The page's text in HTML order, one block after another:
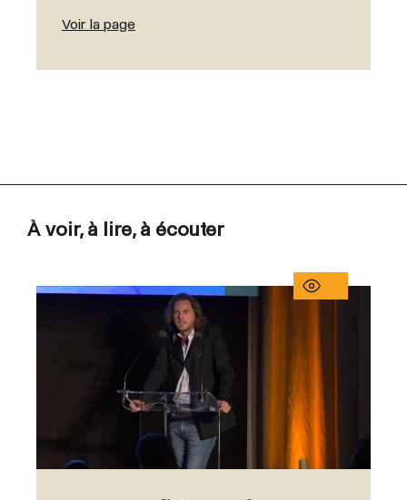
Voir la page
À voir, à lire, à écouter